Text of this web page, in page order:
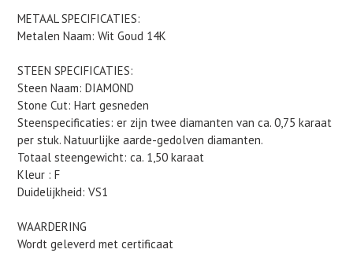
toegevoegen
aan
winkelwagen
METAAL SPECIFICATIES:
Metalen Naam: Wit Goud 14K
STEEN SPECIFICATIES:
Steen Naam: DIAMOND
Stone Cut: Hart gesneden
Steenspecificaties: er zijn twee diamanten van ca. 0,75 karaat
per stuk. Natuurlijke aarde-gedolven diamanten.
Totaal steengewicht: ca. 1,50 karaat
Kleur : F
Duidelijkheid: VS1
WAARDERING
Wordt geleverd met certificaat